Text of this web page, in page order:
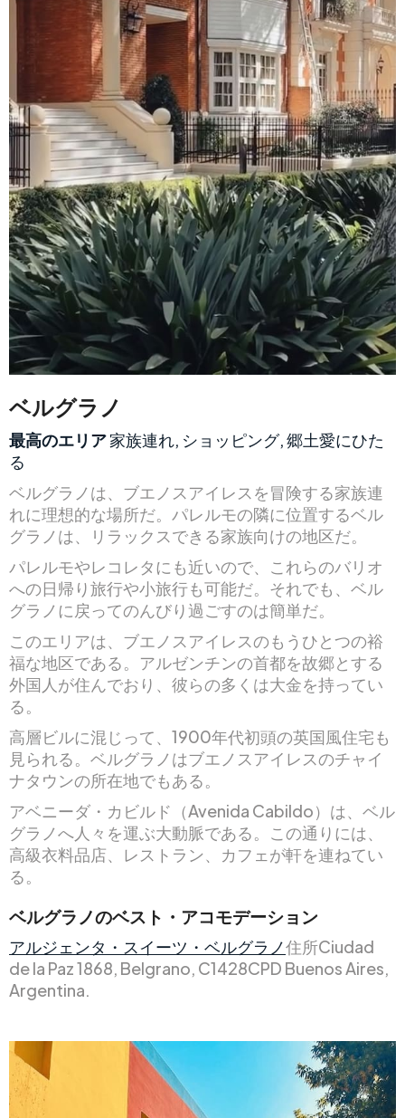
ベルグラノ
最高のエリア家族連れ, ショッピング, 郷土愛にひた
る
ベルグラノは、ブエノスアイレスを冒険する家族連
れに理想的な場所だ。パレルモの隣に位置するベル
グラノは、リラックスできる家族向けの地区だ。
パレルモやレコレタにも近いので、これらのバリオ
への日帰り旅行や小旅行も可能だ。それでも、ベル
グラノに戻ってのんびり過ごすのは簡単だ。
このエリアは、ブエノスアイレスのもうひとつの裕
福な地区である。アルゼンチンの首都を故郷とする
外国人が住んでおり、彼らの多くは大金を持ってい
る。
高層ビルに混じって、1900年代初頭の英国風住宅も
見られる。ベルグラノはブエノスアイレスのチャイ
ナタウンの所在地でもある。
アベニーダ・カビルド（Avenida Cabildo）は、ベル
グラノへ人々を運ぶ大動脈である。この通りには、
高級衣料品店、レストラン、カフェが軒を連ねてい
る。
ベルグラノのベスト・アコモデーション
アルジェンタ・スイーツ・ベルグラノ住所Ciudad
de la Paz 1868, Belgrano, C1428CPD Buenos Aires,
Argentina.